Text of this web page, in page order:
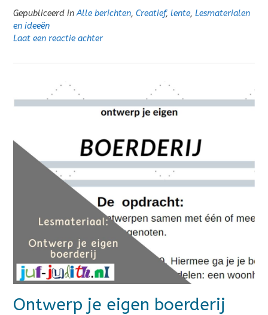
Gepubliceerd inAlle berichten, Creatief, lente, Lesmaterialen
en ideeën
Laat een reactie achter
Ontwerp je eigen boerderij